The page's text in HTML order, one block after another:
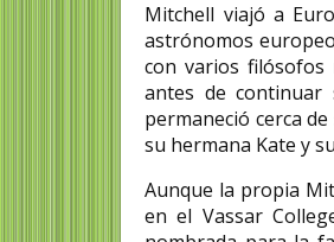
Mitchell viajó a
astrónomos
con varios filósofos
antes de continuar
permaneció cerca
su hermana Kate y
Aunque la propia
en el Vassar